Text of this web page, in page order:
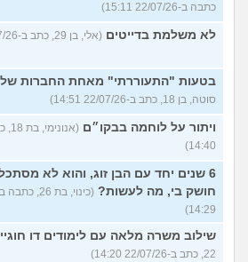
כתבה ב-22/07/26 15:11)
לא משלמת בדייטים (אלי, בן 29, כתב ב-22/07/26 15:00)
בטעות "התעוררתי" מאחת החברות
סוטה, בן 18, כתב ב-22/07/26 14:51)
ויתור על לוחמה בבקו״ם
14:40)
6 שנים יחד עם הבן זוג, והוא לא
חושק בי, מה לעשות?
14:29)
שילוב משרה מלאה עם לימודים דו
22, כתב ב-22/07/26 14:20)